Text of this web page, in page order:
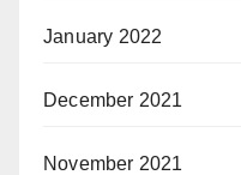
January 2022
December 2021
November 2021